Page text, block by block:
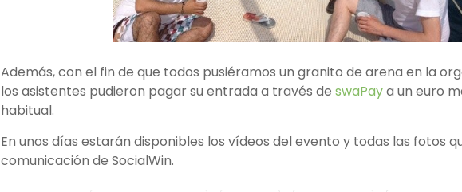
Además, con el fin de que todos pusiéramos un granito de arena en la
los asistentes pudieron pagar su entrada a través de swaPaya un euro
habitual.
En unos días estarán disponibles los vídeos del evento y todas las fotos
comunicación de SocialWin.